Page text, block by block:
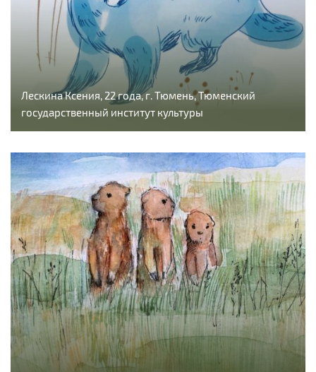
Лескина Ксения, 22 года, г. Тюмень, Тюменский
государственный институт культуры